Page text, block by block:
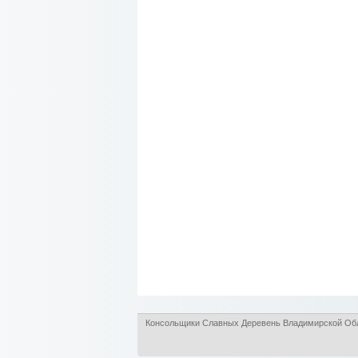
Консольщики Славных Деревень Владимирской